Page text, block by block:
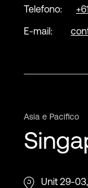
Telefono:
E-mail:
Asia e Pacifico
Unit 29-